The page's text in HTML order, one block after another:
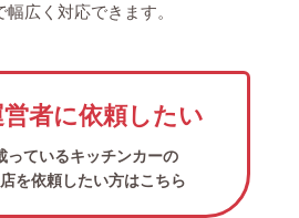
広く対応できます。
者に依頼したい
っているキッチンカーの
を依頼したい方はこちら